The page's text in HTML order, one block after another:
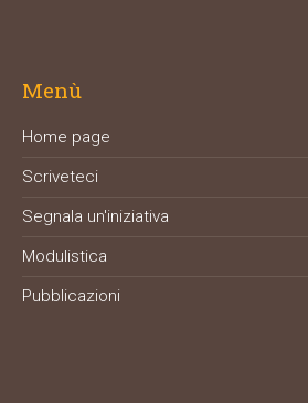
Menù
Home page
Scriveteci
Segnala un'iniziativa
Modulistica
Pubblicazioni